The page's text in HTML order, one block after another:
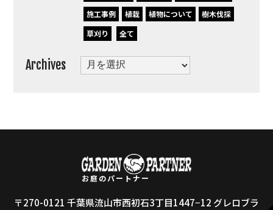
施工事例
植栽 植物について
樹木伐採
草刈り
全て
Archives Archives
お庭のパートナー
〒270-0121 千葉県流山市西初石3丁目1447−12 グレロブラ